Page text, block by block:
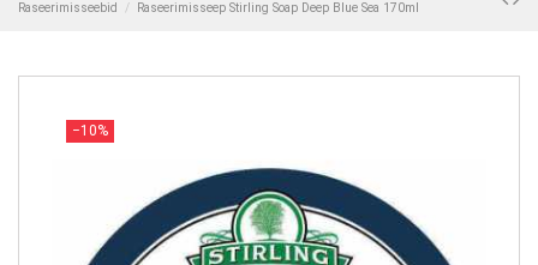
Raseerimisseebid
Raseerimisseep Stirling Soap Deep Blue Sea 170ml
−10%